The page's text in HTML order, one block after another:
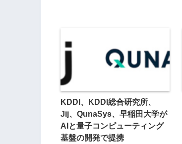
KDDI、KDDI総合研究所、
Jij、QunaSys、早稲田大学が
AIと量子コンピューティング
基盤の開発で提携